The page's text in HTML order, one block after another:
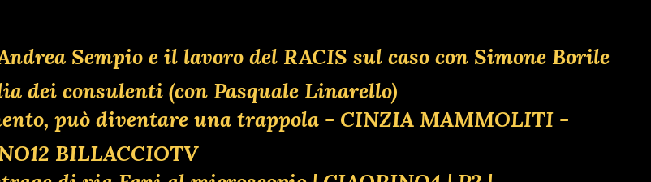
Sempio e il lavoro del RACIS sul caso con Simone Borile
dei consulenti (con Pasquale Linarello)
può diventare una trappola - CINZIA MAMMOLITI -
BILLACCIOTV